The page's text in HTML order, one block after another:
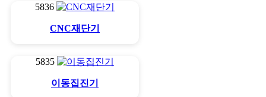
5836
CNC재단기
5835
이동집진기